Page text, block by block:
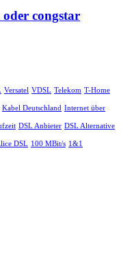
congstar
Versatel VDSL Telekom T-Home
Kabel Deutschland Internet über
DSL Anbieter DSL Alternative
DSL 100 MBit/s 1&1